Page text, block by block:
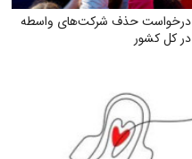
درخواست حذف شرکت‌های واسطه
در کل کشور